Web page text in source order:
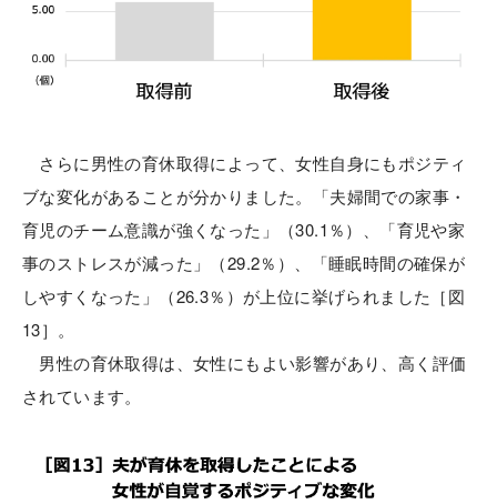
さらに男性の育休取得によって、女性自身にもポジティ
ブな変化があることが分かりました。「夫婦間での家事・
育児のチーム意識が強くなった」（30.1％）、「育児や家
事のストレスが減った」（29.2％）、「睡眠時間の確保が
しやすくなった」（26.3％）が上位に挙げられました［図
13］。
男性の育休取得は、女性にもよい影響があり、高く評価
されています。